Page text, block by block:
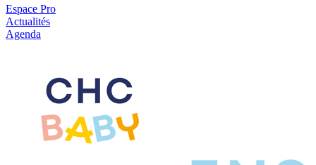
Espace Pro
Actualités
Agenda